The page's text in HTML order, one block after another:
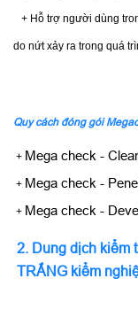
+ Hỗ trợ người dùng
do nứt xảy ra trong quá
Quy cách đóng gói
+ Mega check -
+ Mega check -
+ Mega check -
2. Dung dịch kiểm
TRẮNG kiểm